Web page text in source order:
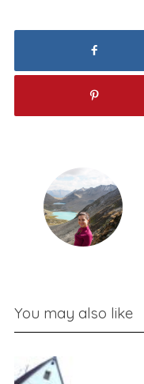
You may also like